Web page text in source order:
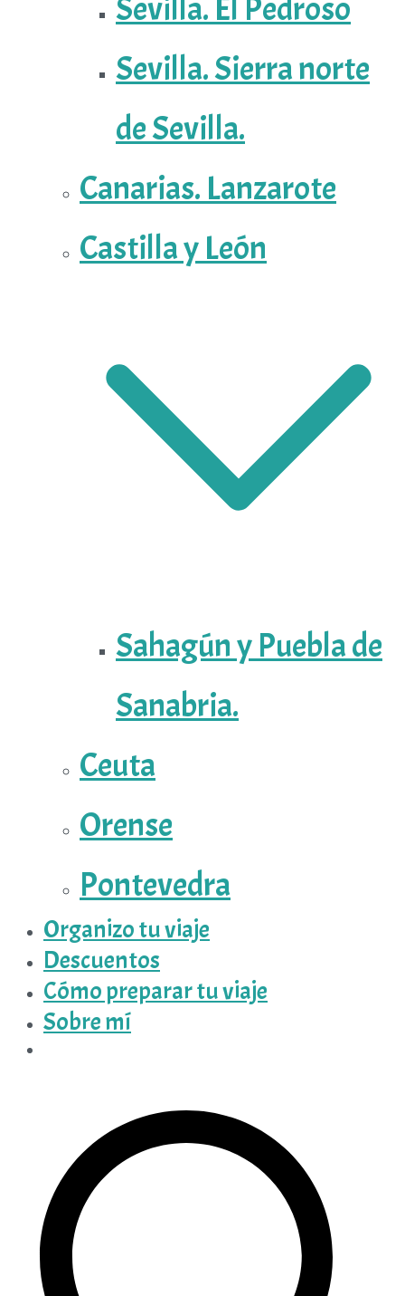
Sevilla. El Pedroso
Sevilla. Sierra norte
de Sevilla.
Canarias. Lanzarote
Castilla y León
Sahagún y Puebla de
Sanabria.
Ceuta
Orense
Pontevedra
Organizo tu viaje
Descuentos
Cómo preparar tu viaje
Sobre mí